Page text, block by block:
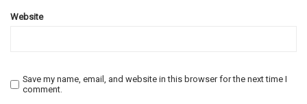
Website
Save my name, email, and website in this browser for the next time I
comment.